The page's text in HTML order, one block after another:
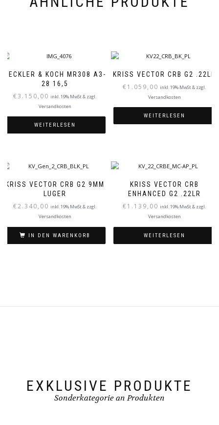
HECKLER & KOCH MR308 A3-
28 16,5
€3.150,00 inkl. 19% MwSt & zzgl.
Versandkosten
WEITERLESEN
KRISS VECTOR CRB G2 .22LR
€1.059,00 inkl. 19% MwSt & zzgl.
Versandkosten
WEITERLESEN
KRISS VECTOR CRB G2 9MM
LUGER
€2.340,00 inkl. 19% MwSt & zzgl.
Versandkosten
IN DEN WARENKORB
KRISS VECTOR CRB
ENHANCED G2 .22LR
€1.139,00 inkl. 19% MwSt & zzgl.
Versandkosten
WEITERLESEN
EXKLUSIVE PRODUKTE
Sonderkategorie an Produkten